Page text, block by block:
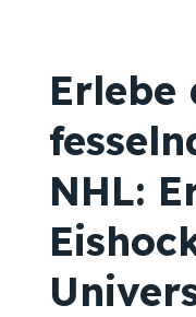
Erlebe
NHL: